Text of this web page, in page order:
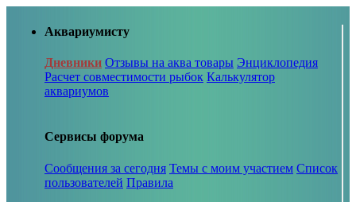
Аквариумисту
Дневники Отзывы на аква товары Энциклопедия
Расчет совместимости рыбок Калькулятор
аквариумов
Сервисы форума
Сообщения за сегодня Темы с моим участием Список
пользователей Правила